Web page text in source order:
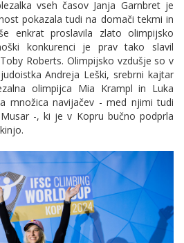
vseh časov Janja Garnbret je
pokazala tudi na domači tekmi in
enkrat proslavila zlato olimpijsko
konkurenci je prav tako slavil
Roberts. Olimpijsko vzdušje so v
Andreja Leški, srebrni kajtar
olimpijca Mia Krampl in Luka
množica navijačev - med njimi tudi
-, ki je v Kopru bučno podprla